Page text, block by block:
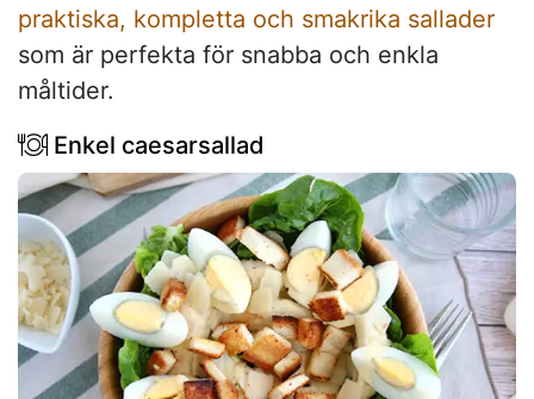
praktiska, kompletta och smakrika sallader
som är perfekta för snabba och enkla
måltider.
Enkel caesarsallad